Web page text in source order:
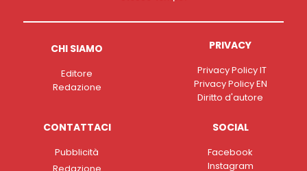
CHI SIAMO
Editore
Redazione
PRIVACY
Privacy Policy IT
Privacy Policy EN
Diritto d'autore
CONTATTACI
Pubblicità
SOCIAL
Facebook
Instagram